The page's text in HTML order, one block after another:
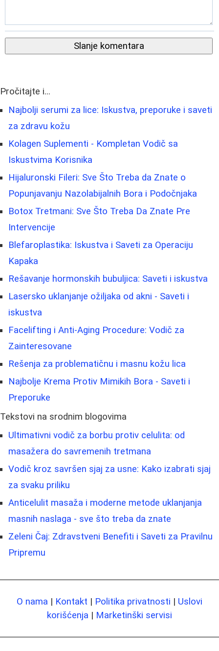
Slanje komentara
Pročitajte i...
Najbolji serumi za lice: Iskustva, preporuke i saveti
za zdravu kožu
Kolagen Suplementi - Kompletan Vodič sa
Iskustvima Korisnika
Hijaluronski Fileri: Sve Što Treba da Znate o
Popunjavanju Nazolabijalnih Bora i Podočnjaka
Botox Tretmani: Sve Što Treba Da Znate Pre
Intervencije
Blefaroplastika: Iskustva i Saveti za Operaciju
Kapaka
Rešavanje hormonskih bubuljica: Saveti i iskustva
Lasersko uklanjanje ožiljaka od akni - Saveti i
iskustva
Facelifting i Anti-Aging Procedure: Vodič za
Zainteresovane
Rešenja za problematičnu i masnu kožu lica
Najbolje Krema Protiv Mimikih Bora - Saveti i
Preporuke
Tekstovi na srodnim blogovima
Ultimativni vodič za borbu protiv celulita: od
masažera do savremenih tretmana
Vodič kroz savršen sjaj za usne: Kako izabrati sjaj
za svaku priliku
Anticelulit masaža i moderne metode uklanjanja
masnih naslaga - sve što treba da znate
Zeleni Čaj: Zdravstveni Benefiti i Saveti za Pravilnu
Pripremu
O nama | Kontakt | Politika privatnosti | Uslovi
korišćenja | Marketinški servisi